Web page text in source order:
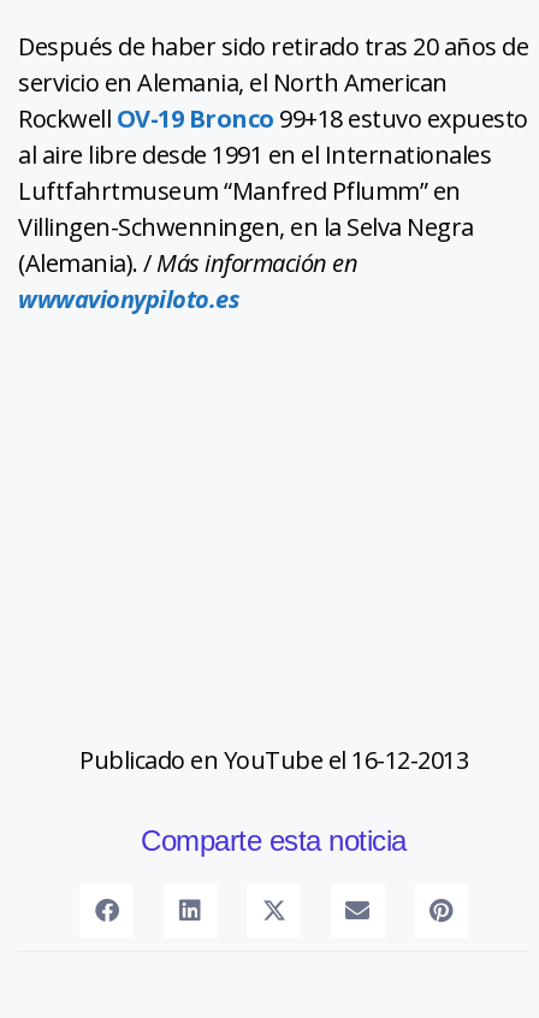
Después de haber sido retirado tras 20 años de
servicio en Alemania, el North American
Rockwell OV-19 Bronco 99+18 estuvo expuesto
al aire libre desde 1991 en el Internationales
Luftfahrtmuseum “Manfred Pflumm” en
Villingen-Schwenningen, en la Selva Negra
(Alemania). /Más información en
wwwavionypiloto.es
Publicado en YouTube el 16-12-2013
Comparte esta noticia